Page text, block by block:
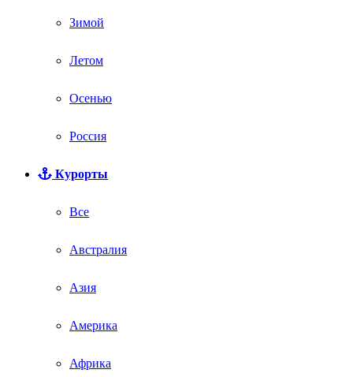
Зимой
Летом
Осенью
Россия
Курорты
Все
Австралия
Азия
Америка
Африка